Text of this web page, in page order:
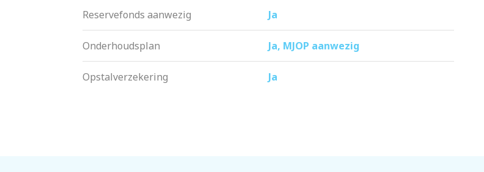
Reservefonds aanwezig Ja
Onderhoudsplan Ja, MJOP aanwezig
Opstalverzekering Ja